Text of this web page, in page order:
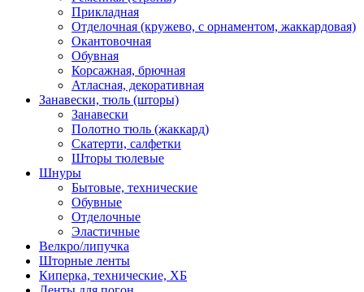
Прикладная
Отделочная (кружево, с орнаментом, жаккардовая)
Окантовочная
Обувная
Корсажная, брючная
Атласная, декоративная
Занавески, тюль (шторы)
Занавески
Полотно тюль (жаккард)
Скатерти, салфетки
Шторы тюлевые
Шнуры
Бытовые, технические
Обувные
Отделочные
Эластичные
Велкро/липучка
Шторные ленты
Киперка, технические, ХБ